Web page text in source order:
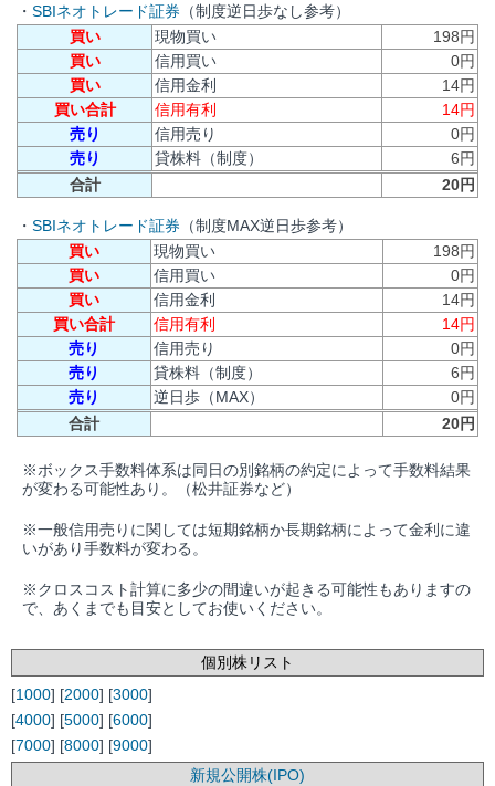
・ SBIネオトレード証券 （制度逆日歩なし参考）
買い
現物買い
198円
買い
信用買い
0円
買い
信用金利
14円
買い合計
信用有利
14円
売り
信用売り
0円
売り
貸株料（制度）
6円
合計
20円
・ SBIネオトレード証券 （制度MAX逆日歩参考）
買い
現物買い
198円
買い
信用買い
0円
買い
信用金利
14円
買い合計
信用有利
14円
売り
信用売り
0円
売り
貸株料（制度）
6円
売り
逆日歩（MAX）
0円
合計
20円
※ボックス手数料体系は同日の別銘柄の約定によって手数料結果
が変わる可能性あり。（松井証券など）
※一般信用売りに関しては短期銘柄か長期銘柄によって金利に違
いがあり手数料が変わる。
※クロスコスト計算に多少の間違いが起きる可能性もありますの
で、あくまでも目安としてお使いください。
個別株リスト
[1000] [2000] [3000]
[4000] [5000] [6000]
[7000] [8000] [9000]
新規公開株(IPO)